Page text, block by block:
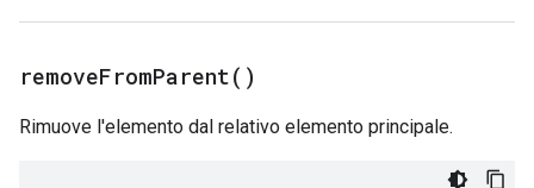
removeFromParent( )
Rimuove l'elemento dal relativo elemento principale.